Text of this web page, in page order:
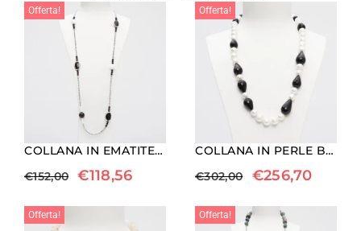
Offerta!
COLLANA IN EMATITE RODIATA, AGATA BIANCA, AGATA NERA ED OCCHIO DI BUE
€152,00 €118,56
Offerta!
COLLANA IN PERLE BAROCCHE E GOCCE DI AGATA NERA
€302,00 €256,70
Offerta! Offerta!